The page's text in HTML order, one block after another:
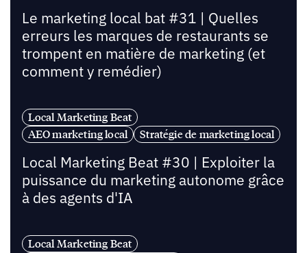
Le marketing local bat #31 | Quelles
erreurs les marques de restaurants se
trompent en matière de marketing (et
comment y remédier)
Local Marketing Beat
AEO marketing local
Stratégie de marketing local
Local Marketing Beat #30 | Exploiter la
puissance du marketing autonome grâce
à des agents d'IA
Local Marketing Beat